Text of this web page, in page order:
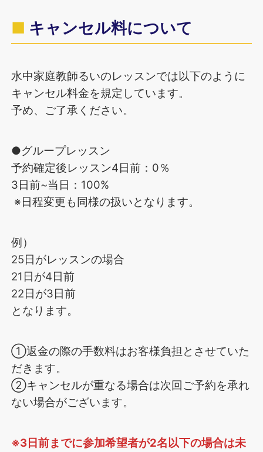
キャンセル料について
水中家庭教師るいのレッスンでは以下のように
キャンセル料金を規定しています。
予め、ご了承ください。
●グループレッスン
予約確定後レッスン4日前：0％
3日前~当日：100%
※日程変更も同様の扱いとなります。
例）
25日がレッスンの場合
21日が4日前
22日が3日前
となります。
①返金の際の手数料はお客様負担とさせていた
だきます。
②キャンセルが重なる場合は次回ご予約を承れ
ない場合がございます。
※3日前までに参加希望者が2名以下の場合は未